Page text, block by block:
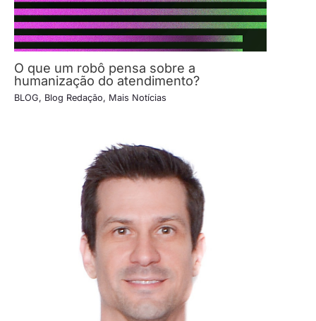
O que um robô pensa sobre a
humanização do atendimento?
BLOG, Blog Redação, Mais Notícias